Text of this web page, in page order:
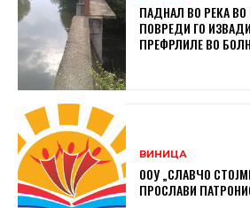
ПАДНАЛ ВО РЕКА
ПОВРЕДИ ГО
ПРЕФРЛИЛЕ ВО
ВИНИЦА
ООУ „СЛАВЧО
ПРОСЛАВИ